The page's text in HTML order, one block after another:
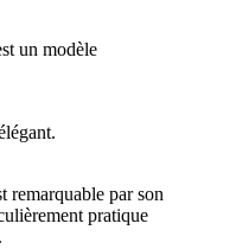
un modèle
par son
pratique